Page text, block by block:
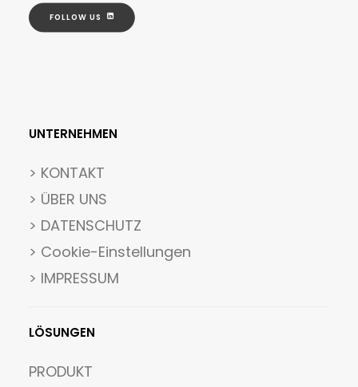
FOLLOW US
UNTERNEHMEN
> KONTAKT
> ÜBER UNS
> DATENSCHUTZ
> Cookie-Einstellungen
> IMPRESSUM
LÖSUNGEN
PRODUKT